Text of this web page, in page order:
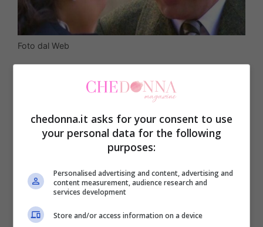
Foto dal Web
Nelle prossime puntate diUna Vita
i telespettatori italiani
assisteranno a delle nozze totalmente
inaspettate, prive di fondamento e di
Questo matrimonio avrà come protagonisti
Anabel Bacialupe (Olga Haenke) e
Quesada(Carlos de Austria).
chedonna.it asks for your consent to use
your personal data for the following
purposes:
Personalised advertising and content, advertising and
content measurement, audience research and
services development
Store and/or access information on a device